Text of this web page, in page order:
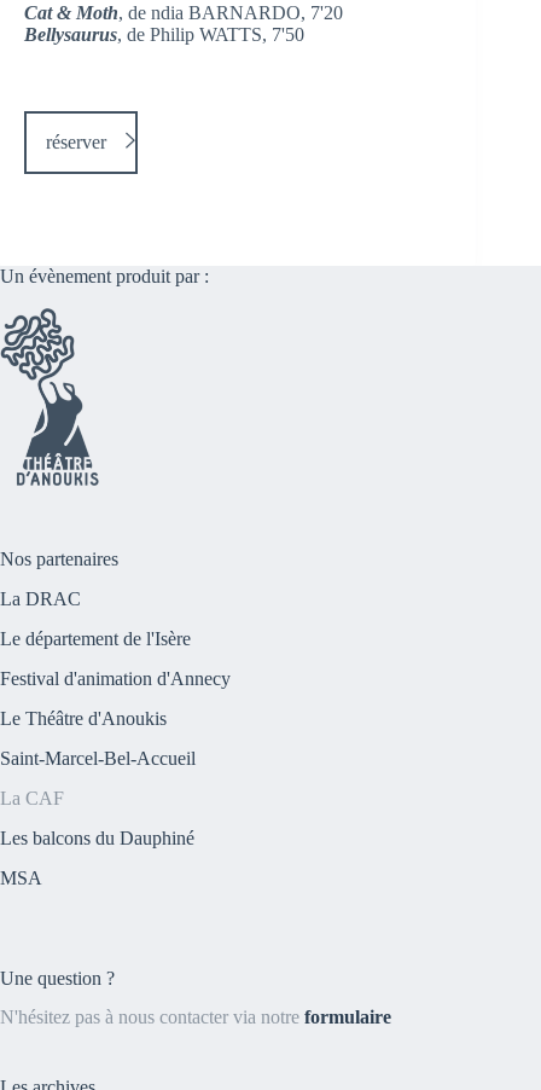
Cat & Moth, de ndia BARNARDO, 7'20
Bellysaurus, de Philip WATTS, 7'50
réserver
Un évènement produit par :
Nos partenaires
La DRAC
Le département de l'Isère
Festival d'animation d'Annecy
Le Théâtre d'Anoukis
Saint-Marcel-Bel-Accueil
La CAF
Les balcons du Dauphiné
MSA
Une question ?
N'hésitez pas à nous contacter via notre formulaire